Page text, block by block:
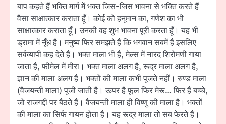
बाप कहते हैं भक्ति मार्ग में भक्त जिस-जिस भावना से भक्ति करते हैं
वैसा साक्षात्कार कराता हूँ। कोई को हनूमान का, गणेश का भी
साक्षात्कार कराता हूँ। उनकी वह शुभ भावना पूरी करता हूँ। यह भी
ड्रामा में नूँध है। मनुष्य फिर समझते हैं कि भगवान सबमें है इसलिए
सर्वव्यापी कह देते हैं। भक्त माला भी है, मेल्स में नारद शिरोमणी गाया
जाता है, फीमेल में मीरा। भक्त माला अलग है, रूद्र माला अलग है,
ज्ञान की माला अलग है। भक्तों की माला कभी पूजते नहीं। रुण्ड माला
(वैजयन्ती माला) पूजी जाती है। ऊपर है फूल फिर मेरू… फिर हैं बच्चे,
जो राजगद्दी पर बैठते हैं। वैजयन्ती माला ही विष्णु की माला है। भक्तों
की माला का सिर्फ गायन होता है। यह रूद्र माला तो सब फेरते हैं।